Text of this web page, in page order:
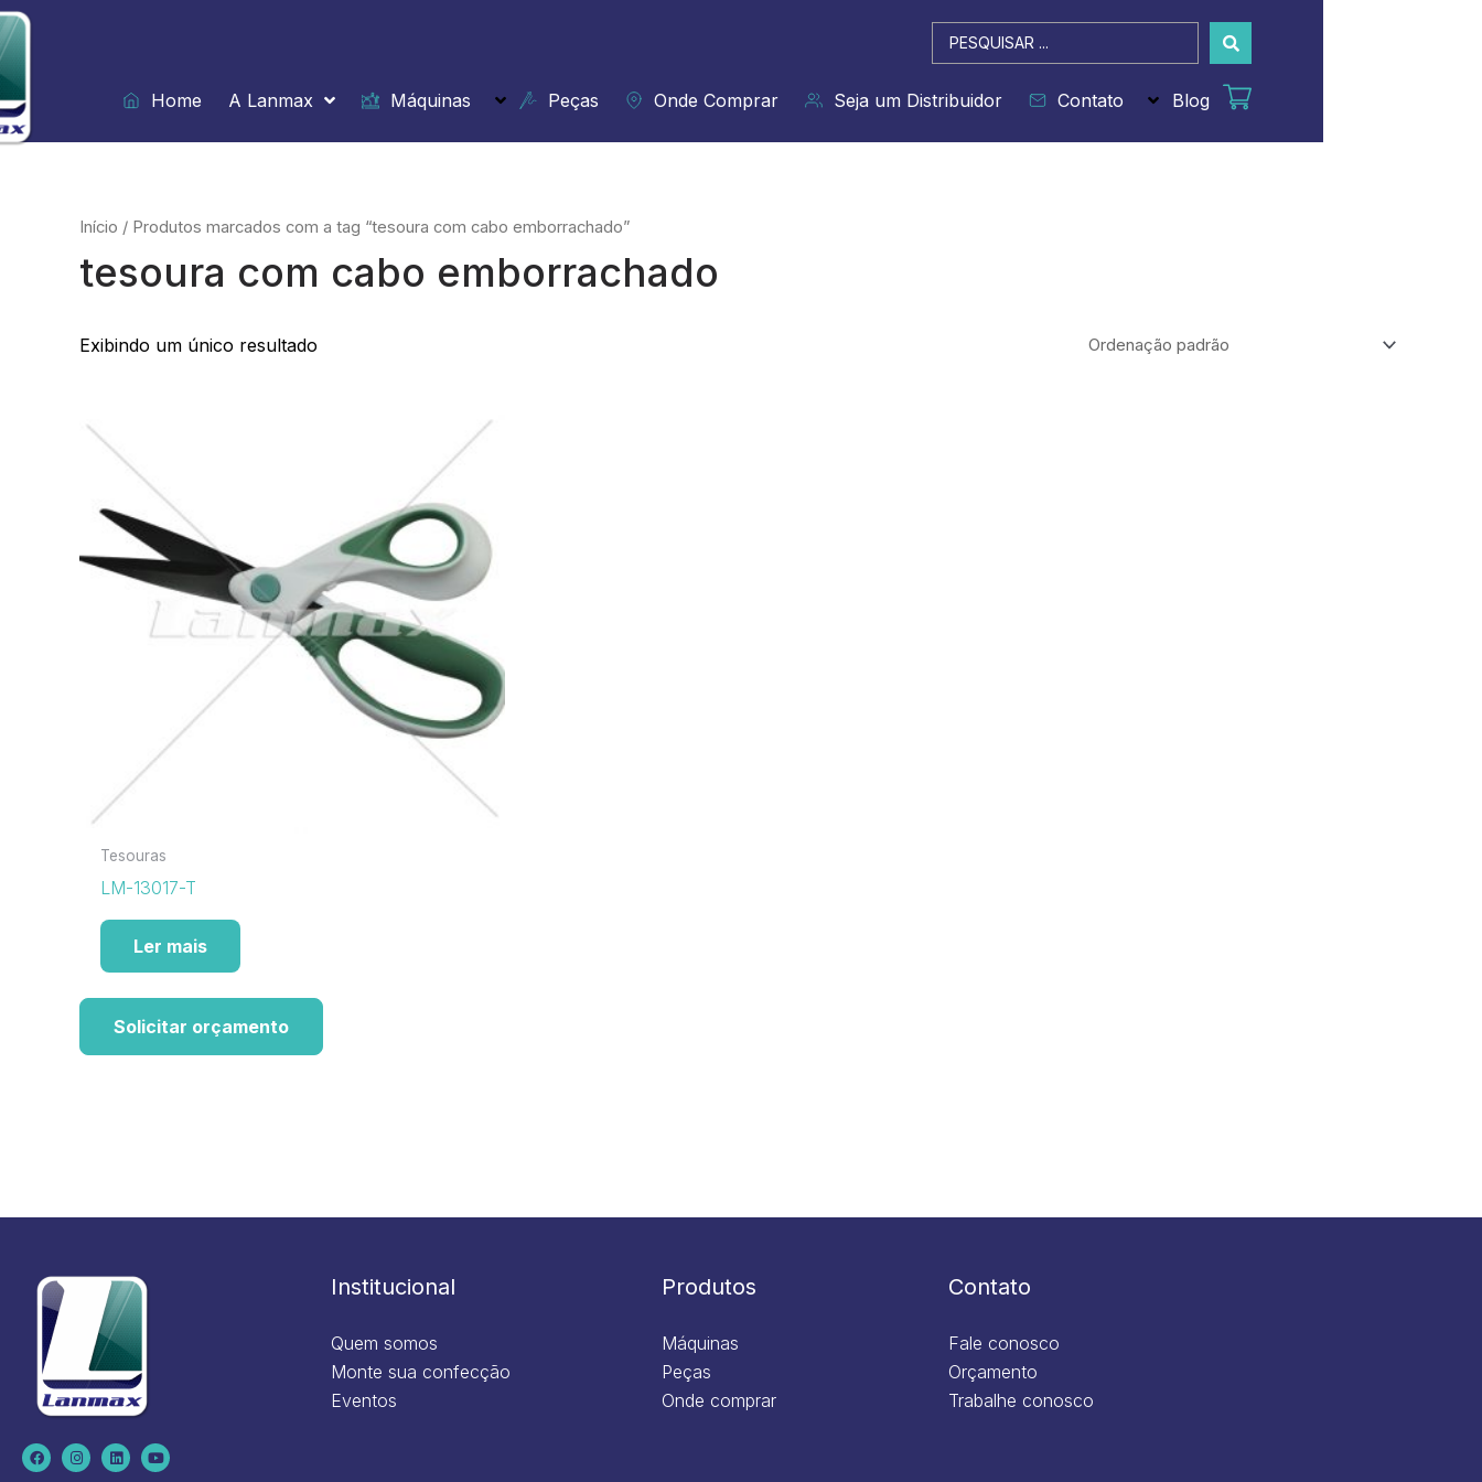
Ir
para
o
conteúdo
Pesquisar
...
Home
A Lanmax Máquinas Peças Onde Comprar Seja um Distribuidor Contato Blog
Início / Produtos marcados com a tag “tesoura com cabo emborrachado”
tesoura com cabo emborrachado
Exibindo um único resultado
Tesouras
LM-13017-T
Ler mais
Solicitar orçamento
F
a
c
I
n
s
L
i
n
Y
o
u
Institucional
Quem somos
Monte sua confecção
Eventos
Produtos
Máquinas
Peças
Onde comprar
Contato
Fale conosco
Orçamento
Trabalhe conosco